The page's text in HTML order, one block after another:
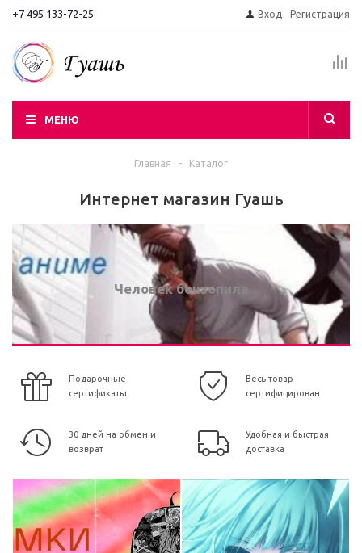
+7 495 133-72-25 Вход Регистрация
МЕНЮ
Главная - Каталог
Интернет магазин Гуашь
Человек бензопила
Подарочные
сертификаты
Весь товар
сертифицирован
30 дней на обмен и
возврат
Удобная и быстрая
доставка